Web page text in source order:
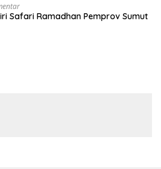
Safari Ramadhan Pemprov Sumut